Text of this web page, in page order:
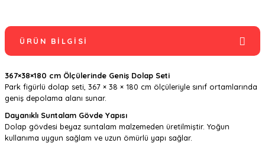
ÜRÜN BILGISI
367×38×180 cm Ölçülerinde Geniş Dolap Seti
Park figürlü dolap seti, 367 × 38 × 180 cm ölçüleriyle sınıf ortamlarında
geniş depolama alanı sunar.
Dayanıklı Suntalam Gövde Yapısı
Dolap gövdesi beyaz suntalam malzemeden üretilmiştir. Yoğun
kullanıma uygun sağlam ve uzun ömürlü yapı sağlar.